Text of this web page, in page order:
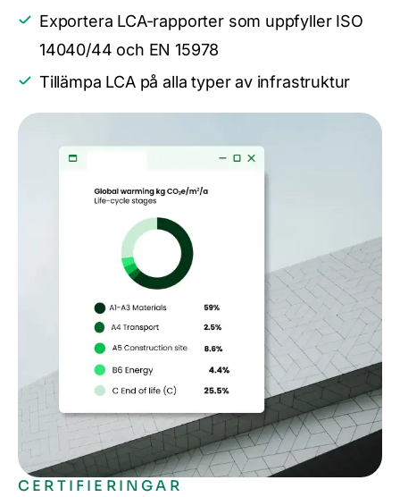
Exportera LCA-rapporter som uppfyller ISO
14040/44 och EN 15978
Tillämpa LCA på alla typer av infrastruktur
CERTIFIERINGAR